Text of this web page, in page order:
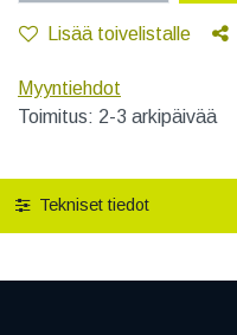
Lisää toivelistalle
Myyntiehdot
Toimitus: 2-3 arkipäivää
Tekniset tiedot